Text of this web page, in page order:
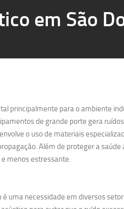
em São
principalmente para o ambiente
de grande porte gera
o uso de materiais
Além de proteger a
menos estressante.
uma necessidade em diversos